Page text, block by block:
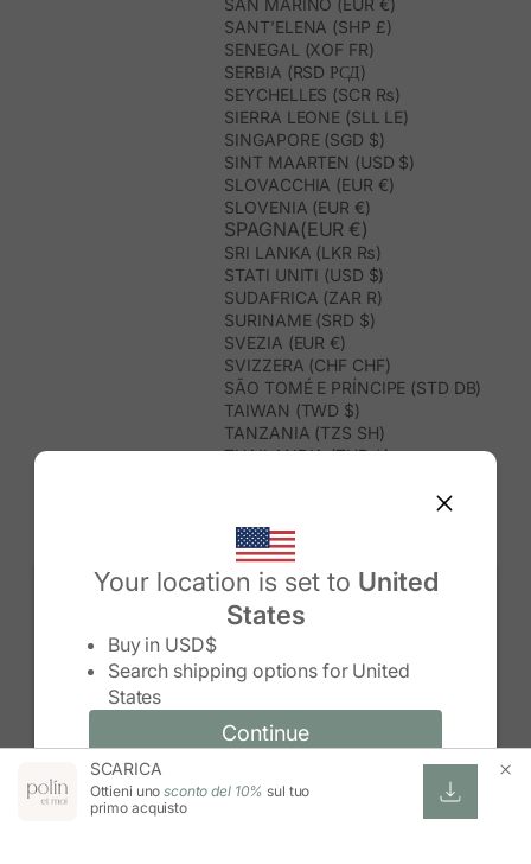
Your location is set to United
States
Buy in USD$
Search shipping options for United
States
Continue
Change country/region and language
Change country/region
Continue
SAN MARINO (EUR €)
SANT’ELENA (SHP £)
SENEGAL (XOF FR)
SERBIA (RSD РСД)
SEYCHELLES (SCR ₨)
SIERRA LEONE (SLL LE)
SINGAPORE (SGD $)
SINT MAARTEN (USD $)
SLOVACCHIA (EUR €)
SLOVENIA (EUR €)
SPAGNA(EUR €)
SRI LANKA (LKR ₨)
STATI UNITI (USD $)
SUDAFRICA (ZAR R)
SURINAME (SRD $)
SVEZIA (EUR €)
SVIZZERA (CHF CHF)
SÃO TOMÉ E PRÍNCIPE (STD DB)
TAIWAN (TWD $)
TANZANIA (TZS SH)
THAILANDIA (THB ฿)
TONGA (TOP T$)
TRINIDAD E TOBAGO (TTD $)
TUNISIA (USD $)
TURCHIA (TRY ₺)
TURKMENISTAN (USD $)
UNGHERIA (EUR €)
UZBEKISTAN (UZS SO'M)
VANUATU (VUV VT)
VIETNAM (VND ₫)
WALLIS E FUTUNA (XPF FR)
SCARICA
Ottieni unosconto del 10% sul tuo
primo acquisto